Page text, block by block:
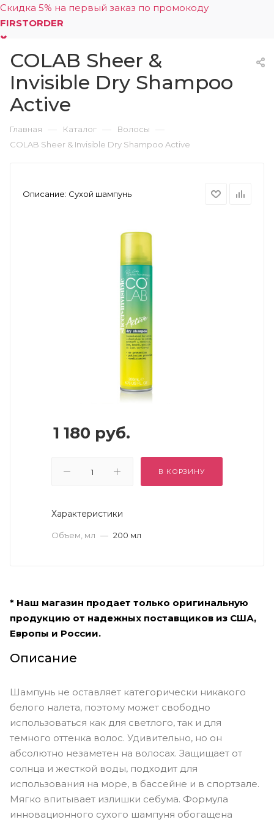
Скидка 5% на первый заказ по промокоду
FIRSTORDER
0
COLAB Sheer &
Invisible Dry Shampoo
Active
Главная — Каталог — Волосы —
COLAB Sheer & Invisible Dry Shampoo Active
Описание: Сухой шампунь
1 180 руб.
В КОРЗИНУ
Характеристики
Объем, мл — 200 мл
* Наш магазин продает только оригинальную
продукцию от надежных поставщиков из США,
Европы и России.
Описание
Шампунь не оставляет категорически никакого
белого налета, поэтому может свободно
использоваться как для светлого, так и для
темного оттенка волос. Удивительно, но он
абсолютно незаметен на волосах. Защищает от
солнца и жесткой воды, подходит для
использования на море, в бассейне и в спортзале.
Мягко впитывает излишки себума. Формула
инновационного сухого шампуня обогащена